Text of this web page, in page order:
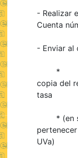
- Realizar
Cuenta
- Enviar al
*
copia del
tasa
* (en su
UVa)